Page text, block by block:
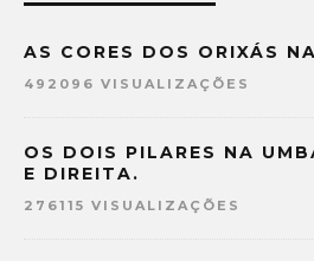
AS CORES DOS ORIXÁS
492096 VISUALIZAÇÕES
OS DOIS PILARES NA
E DIREITA.
276115 VISUALIZAÇÕES